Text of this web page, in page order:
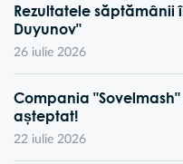
Rezultatele săptămânii
Duyunov"
26 iulie 2026
Compania
așteptat!
22 iulie 2026